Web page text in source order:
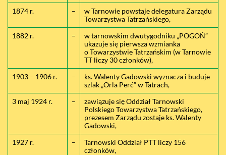
1874 r.
–
w Tarnowie powstaje delegatura Zarządu
Towarzystwa Tatrzańskiego,
1882 r.
–
w tarnowskim dwutygodniku „POGOŃ”
ukazuje się pierwsza wzmianka
o Towarzystwie Tatrzańskim (w Tarnowie
TT liczy 30 członków),
1903 – 1906 r.
–
ks. Walenty Gadowski wyznacza i buduje
szlak „Orla Perć” w Tatrach,
3 maj 1924 r.
–
zawiązuje się Oddział Tarnowski
Polskiego Towarzystwa Tatrzańskiego,
prezesem Zarządu zostaje ks. Walenty
Gadowski,
1927 r.
–
Tarnowski Oddział PTT liczy 156
członków,